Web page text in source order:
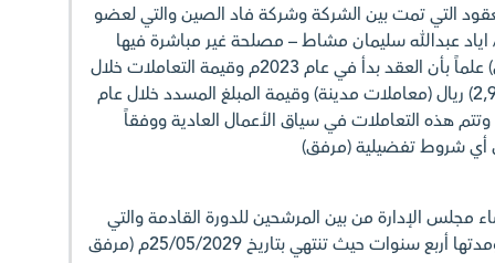
التي تمت بين الشركة وشركة فاد الصين والتي لعضو
عبدالله سليمان مشاط – مصلحة غير مباشرة فيها
وهي عبارة عن (مبيعات ملابس) علماً بأن العقد بدأ في عام 2023م وقيمة التعاملات خلال
عام 2024م هي مبلغ (2,931,375) ريال (معاملات مدينة) وقيمة المبلغ المسدد خلال عام
(3,027,005) ريال وتتم هذه التعاملات في سياق الأعمال العادية ووفقاً
أي شروط تفضيلية (مرفق)
مجلس الإدارة من بين المرشحين للدورة القادمة والتي
تبدأ من تاريخ 26/05/2025م ومدتها أربع سنوات حيث تنتهي بتاريخ 25/05/2029م (مرفق